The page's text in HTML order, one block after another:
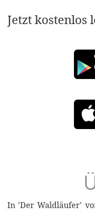
Jetzt
In 'Der Waldläufer'